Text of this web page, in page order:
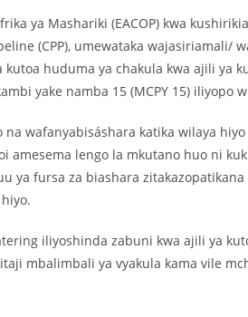
ya Mashariki (EACOP) kwa
(CPP), umewataka wajasiriamali/
kutoa huduma ya chakula kwa ajili ya
yake namba 15 (MCPY 15) iliyopo
wafanyabisáshara katika wilaya
amesema lengo la mkutano huo ni
ya fursa za biashara
iliyoshinda zabuni kwa ajili ya
mbalimbali ya vyakula kama vile